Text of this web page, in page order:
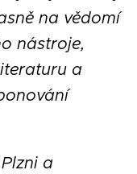
na vědomí
nástroje,
a
a